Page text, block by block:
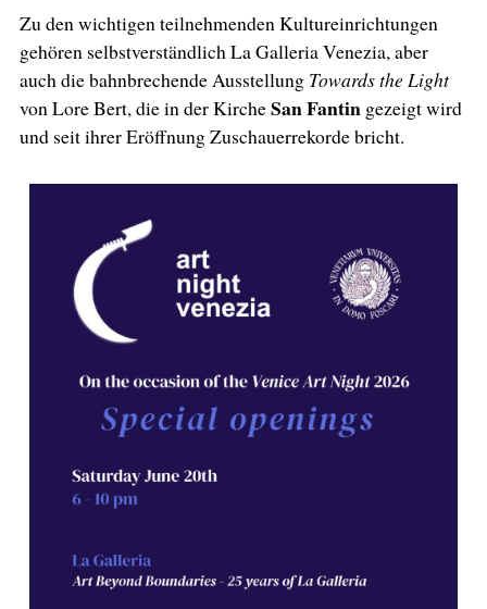
Zu den wichtigen teilnehmenden Kultureinrichtungen
gehören selbstverständlich La Galleria Venezia, aber
auch die bahnbrechende Ausstellung Towards the Light
von Lore Bert, die in der KircheSan Fantingezeigt wird
und seit ihrer Eröffnung Zuschauerrekorde bricht.